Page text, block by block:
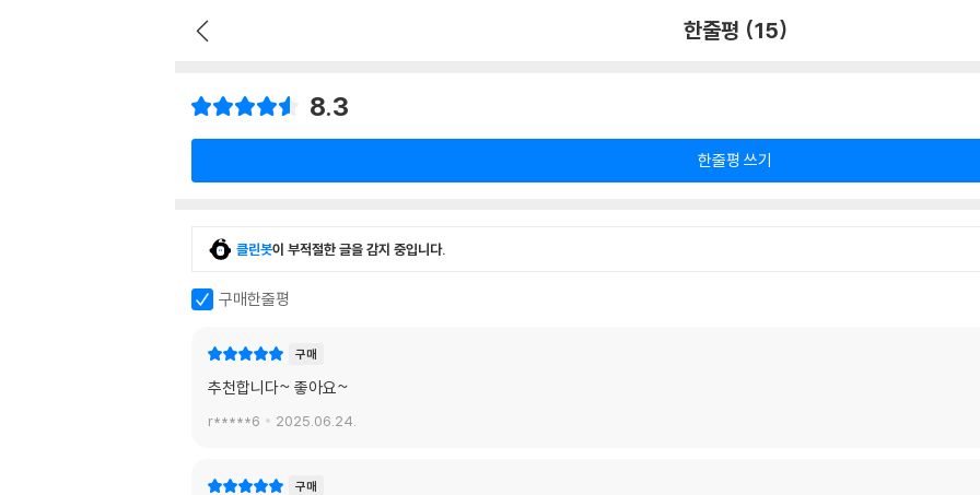
한줄평 (15)
8.3
한줄평 쓰기
클린봇이 부적절한 글을 감지 중입니다.
구매한줄평
구매
추천합니다~ 좋아요~
r*****6 2025.06.24.
구매